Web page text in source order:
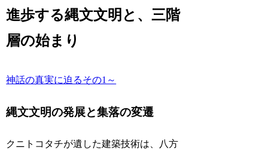
進歩する縄文文明と、三階
層の始まり
神話の真実に迫るその1～
縄文文明の発展と集落の変遷
クニトコタチが遺した建築技術は、八方